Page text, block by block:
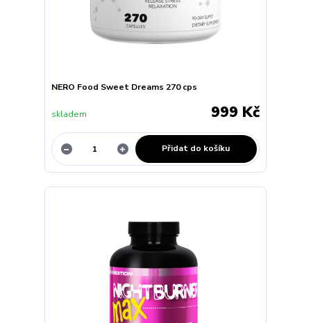
NERO Food Sweet Dreams 270 cps
999 Kč
skladem
Přidat do košíku